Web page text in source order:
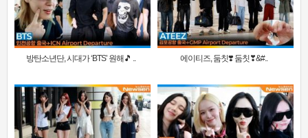
방탄소년단, 시대가 ‘BTS’ 원해🎵 .. 에이티즈, 둠칫❣️ 둠칫❣&#..